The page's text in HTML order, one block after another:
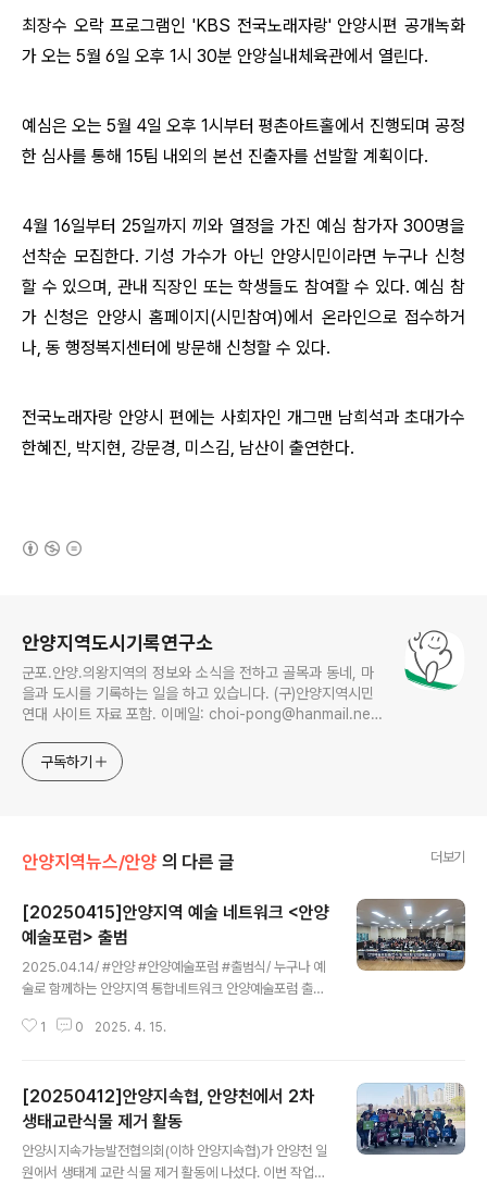
최장수 오락 프로그램인 'KBS 전국노래자랑' 안양시편 공개녹화
가 오는 5월 6일 오후 1시 30분 안양실내체육관에서 열린다.
예심은 오는 5월 4일 오후 1시부터 평촌아트홀에서 진행되며 공정
한 심사를 통해 15팀 내외의 본선 진출자를 선발할 계획이다.
4월 16일부터 25일까지 끼와 열정을 가진 예심 참가자 300명을
선착순 모집한다.기성 가수가 아닌 안양시민이라면 누구나 신청
할 수 있으며, 관내 직장인 또는 학생들도 참여할 수 있다.예심 참
가 신청은 안양시 홈페이지(시민참여)에서 온라인으로 접수하거
나, 동 행정복지센터에 방문해 신청할 수 있다.
전국노래자랑 안양시 편에는 사회자인 개그맨 남희석과 초대가수
한혜진, 박지현, 강문경, 미스김, 남산이 출연한다.
안양지역도시기록연구소
군포.안양.의왕지역의 정보와 소식을 전하고 골목과 동네, 마
을과 도시를 기록하는 일을 하고 있습니다. (구)안양지역시민
연대 사이트 자료 포함. 이메일: choi-pong@hanmail.net
구독하기
안양지역뉴스/안양 의 다른 글 더보기
[20250415]안양지역 예술 네트워크 <안양
예술포럼> 출범
2025.04.14/ #안양 #안양예술포럼 #출범식/ 누구나 예
술로 함께하는 안양지역 통합네트워크 안양예술포럼 출범.
술인의 나아가야할 방향. 안양지역 예술 통합네트워크를
0여 명이 참석한 가운데 출밤식을 통해 공식 발족하고 제1
회 안양예술포럼을 개최했다. 안양예술포럼은 이날 발족식
에 앞서 임시총회를 개최하여 당연직 운영위원장으로 이재
옥 안양예총 지회장, 감사로 박용하 안양사진작가협회 지
1 0 2025. 4. 15.
[20250412]안양지속협, 안양천에서 2차
생태교란식물 제거 활동
안양시지속가능발전협의회(이하 안양지속협)가 안양천 일
원에서 생태계 교란 식물 제거 활동에 나섰다. 이번 작업은